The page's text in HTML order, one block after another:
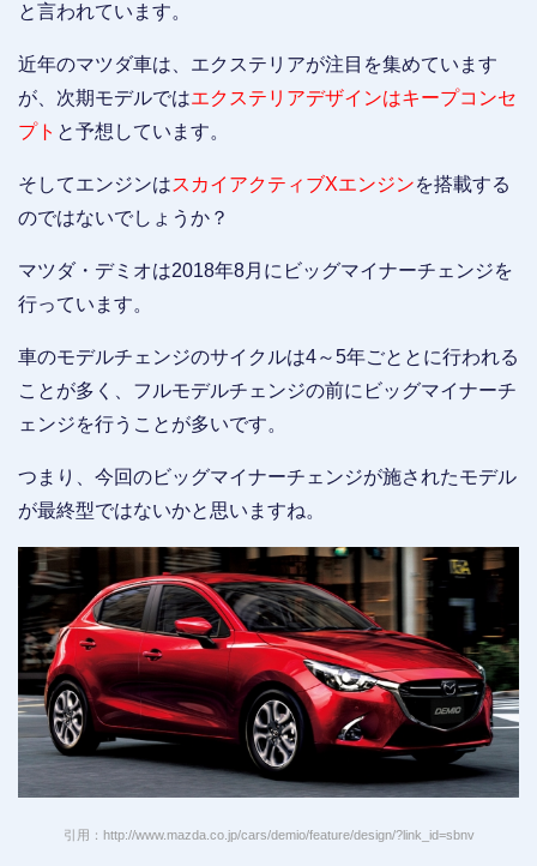
と言われています。
近年のマツダ車は、エクステリアが注目を集めています
が、次期モデルではエクステリアデザインはキープコンセ
プト と予想しています。
そしてエンジンはスカイアクティブXエンジンを搭載する
のではないでしょうか？
マツダ・デミオは2018年8月にビッグマイナーチェンジを
行っています。
車のモデルチェンジのサイクルは4～5年ごととに行われる
ことが多く、フルモデルチェンジの前にビッグマイナーチ
ェンジを行うことが多いです。
つまり、今回のビッグマイナーチェンジが施されたモデル
が最終型ではないかと思いますね。
引用：http://www.mazda.co.jp/cars/demio/feature/design/?link_id=sbnv